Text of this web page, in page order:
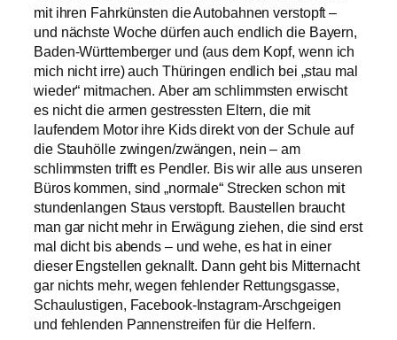
mit ihren Fahrkünsten die Autobahnen verstopft –
und nächste Woche dürfen auch endlich die Bayern,
Baden-Württemberger und (aus dem Kopf, wenn ich
mich nicht irre) auch Thüringen endlich bei „stau mal
wieder“ mitmachen. Aber am schlimmsten erwischt
es nicht die armen gestressten Eltern, die mit
laufendem Motor ihre Kids direkt von der Schule auf
die Stauhölle zwingen/zwängen, nein – am
schlimmsten trifft es Pendler. Bis wir alle aus unseren
Büros kommen, sind „normale“ Strecken schon mit
stundenlangen Staus verstopft. Baustellen braucht
man gar nicht mehr in Erwägung ziehen, die sind erst
mal dicht bis abends – und wehe, es hat in einer
dieser Engstellen geknallt. Dann geht bis Mitternacht
gar nichts mehr, wegen fehlender Rettungsgasse,
Schaulustigen, Facebook-Instagram-Arschgeigen
und fehlenden Pannenstreifen für die Helfern.